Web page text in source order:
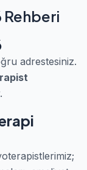
Rehberi
adrestesiniz.